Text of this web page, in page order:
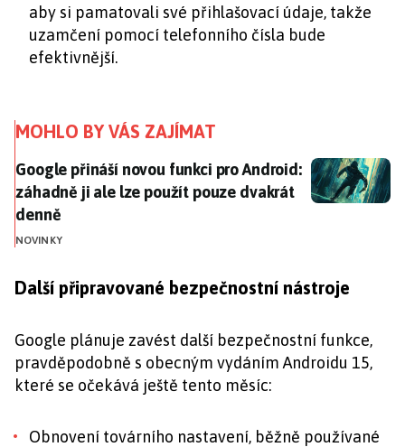
aby si pamatovali své přihlašovací údaje, takže
uzamčení pomocí telefonního čísla bude
efektivnější.
MOHLO BY VÁS ZAJÍMAT
Google přináší novou funkci pro Android: záhadně ji
Google přináší novou funkci pro Android:
záhadně ji ale lze použít pouze dvakrát
denně
NOVINKY
Další připravované bezpečnostní nástroje
Google plánuje zavést další bezpečnostní funkce,
pravděpodobně s obecným vydáním Androidu 15,
které se očekává ještě tento měsíc:
Obnovení továrního nastavení, běžně používané